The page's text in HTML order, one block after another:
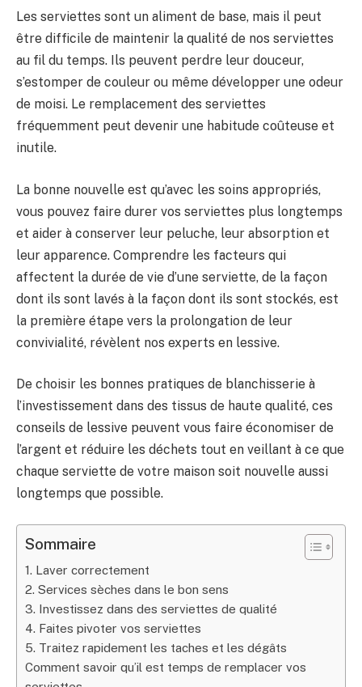
Les serviettes sont un aliment de base, mais il peut
être difficile de maintenir la qualité de nos serviettes
au fil du temps. Ils peuvent perdre leur douceur,
s’estomper de couleur ou même développer une odeur
de moisi. Le remplacement des serviettes
fréquemment peut devenir une habitude coûteuse et
inutile.
La bonne nouvelle est qu’avec les soins appropriés,
vous pouvez faire durer vos serviettes plus longtemps
et aider à conserver leur peluche, leur absorption et
leur apparence. Comprendre les facteurs qui
affectent la durée de vie d’une serviette, de la façon
dont ils sont lavés à la façon dont ils sont stockés, est
la première étape vers la prolongation de leur
convivialité, révèlent nos experts en lessive.
De choisir les bonnes pratiques de blanchisserie à
l’investissement dans des tissus de haute qualité, ces
conseils de lessive peuvent vous faire économiser de
l’argent et réduire les déchets tout en veillant à ce que
chaque serviette de votre maison soit nouvelle aussi
longtemps que possible.
Sommaire
1. Laver correctement
2. Services sèches dans le bon sens
3. Investissez dans des serviettes de qualité
4. Faites pivoter vos serviettes
5. Traitez rapidement les taches et les dégâts
Comment savoir qu’il est temps de remplacer vos